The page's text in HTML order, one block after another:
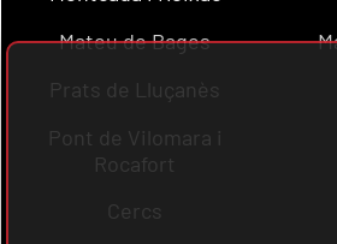
Mateu de Bages
Prats de Lluçanès
Pont de Vilomara i
Rocafort
Cercs